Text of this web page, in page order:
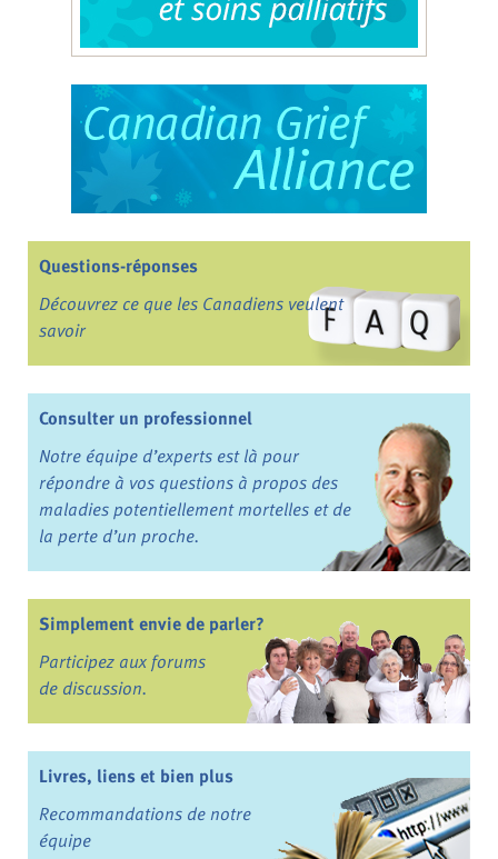
Questions-réponses
Découvrez ce que les Canadiens veulent
savoir
Consulter un professionnel
Notre équipe d’experts est là pour
répondre à vos questions à propos des
maladies potentiellement mortelles et de
la perte d’un proche.
Simplement envie de parler?
Participez aux forums
de discussion.
Livres, liens et bien plus
Recommandations de notre
équipe